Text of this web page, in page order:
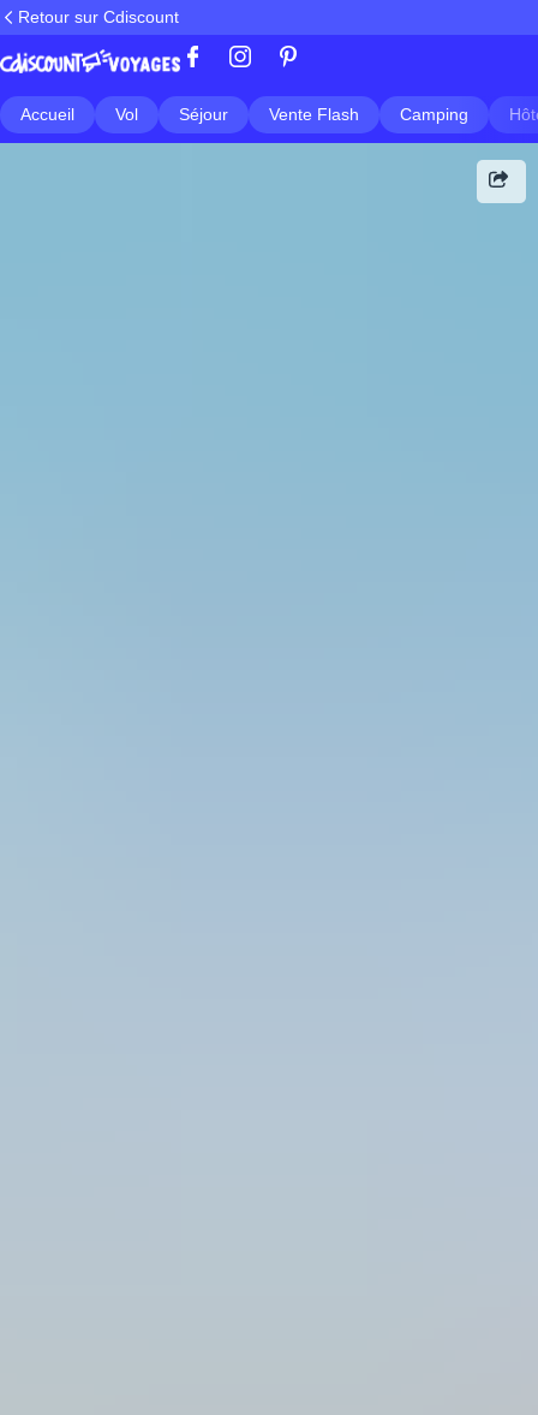
Retour sur Cdiscount
Accueil Vol Séjour Vente Flash Camping